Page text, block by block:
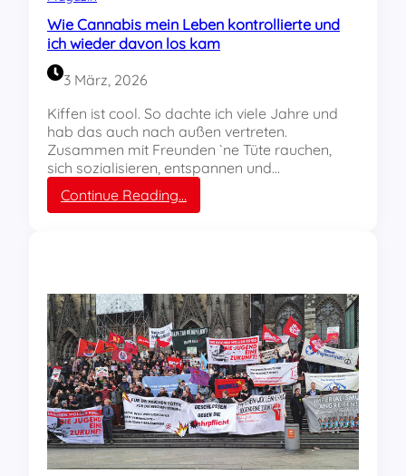
i
e
0
2
s
c
h
i
n
Wie Cannabis mein Leben kontrollierte und
ich wieder davon los kam
3 März, 2026
Kiffen ist cool. So dachte ich viele Jahre und
hab das auch nach außen vertreten.
Zusammen mit Freunden `ne Tüte rauchen,
sich sozialisieren, entspannen und…
Continue Reading…
W
n
n
a
b
i
s
m
e
i
n